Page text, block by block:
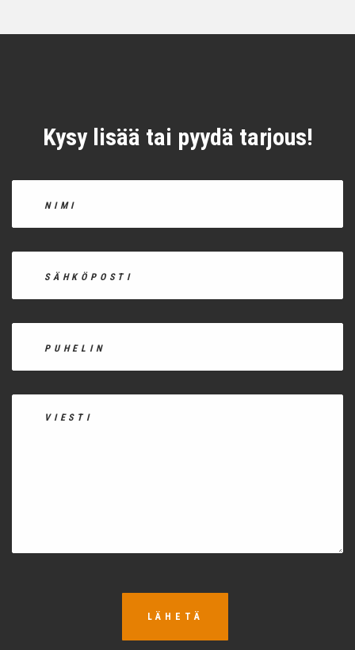
Kysy lisää tai pyydä tarjous!
LÄHETÄ